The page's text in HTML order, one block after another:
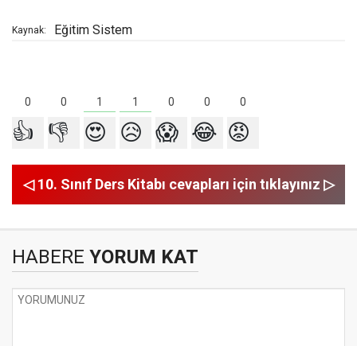
Kaynak: Eğitim Sistem
0 0 1 1 0 0 0
👍 👎 😍 😥 😱 😂 😡
◁ 10. Sınıf Ders Kitabı cevapları için tıklayınız ▷
HABERE YORUM KAT